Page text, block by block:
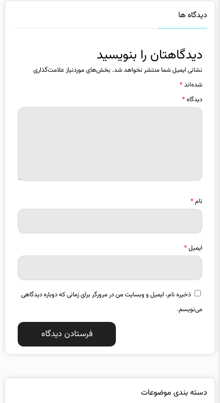
دیدگاه ها
دیدگاهتان را بنویسید
نشانی ایمیل شما منتشر نخواهد شد. بخش‌های موردنیاز علامت‌گذاری
شده‌اند*
دیدگاه*
نام*
ایمیل*
ذخیره نام، ایمیل و وبسایت من در مرورگر برای زمانی که دوباره دیدگاهی
می‌نویسم.
دسته بندی موضوعات